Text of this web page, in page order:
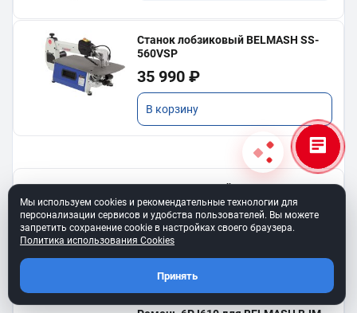
Станок лобзиковый BELMASH SS-
560VSP
35 990 ₽
В корзину
Ремень клиновой A-450
для BELMASH TS-250SТ
550 ₽
В корзину
Мы используем cookies и рекомендательные технологии для
персонализации сервисов и удобства пользователей. Вы можете
запретить сохранение cookie в настройках своего браузера.
Политика использования Cookies
Принять